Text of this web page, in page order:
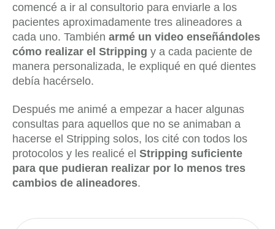
comencé a ir al consultorio para enviarle a los
pacientes aproximadamente tres alineadores a
cada uno. También armé un video enseñándoles
cómo realizar el Stripping y a cada paciente de
manera personalizada, le expliqué en qué dientes
debía hacérselo.
Después me animé a empezar a hacer algunas
consultas para aquellos que no se animaban a
hacerse el Stripping solos, los cité con todos los
protocolos y les realicé el Stripping suficiente
para que pudieran realizar por lo menos tres
cambios de alineadores.